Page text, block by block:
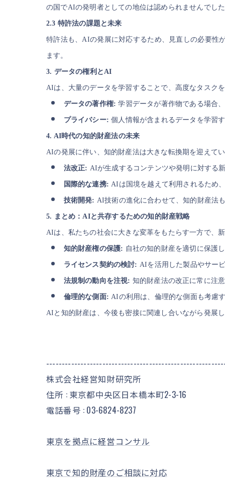
の国でAIの発明者としての地位は認められませんでし
2.3 特許法の課題と未来
特許法も、AIの発展に対応するため、見直しの必要性
ます。
3. データの権利とAI
AIは、大量のデータを学習することで、高度なタスク
データの著作権: 学習データが著作物である場合
プライバシー: 個人情報が含まれるデータを学習
4. AI時代の知的財産法の未来
AIの発展に伴い、知的財産法は大きな転換期を迎えて
法改正: AIが生成するコンテンツや発明に対する
国際的な連携: AIは国境を越えて利用されるため
技術開発: AI技術の進化に合わせて、知的財産法
5. まとめ：AIと共存するための知的財産戦略
AIは、私たちの社会に大きな変革をもたらす一方で、
知的財産権の保護: 自社の知的財産を適切に保護
ライセンス契約の検討: AIを活用した製品やサー
法規制の動向を注視: 知的財産法の改正に常に注
倫理的な側面: AIの利用は、倫理的な側面も考慮
AIと知的財産は、今後も密接に関連し合いながら発展
株式会社経営知財研究所
住所 : 東京都中央区日本橋本町2-3-16
電話番号 : 03-6824-8237
東京を拠点に経営コンサル
東京で知的財産のご相談に対応